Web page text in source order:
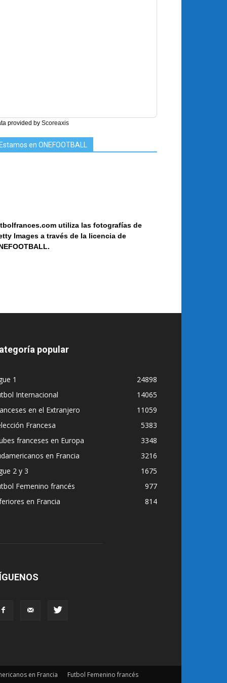
provided by Scoreaxis
Estamos en ONEFOOTBALL
utiliza las fotografías de
Images a través de la licencia de
OOTBALL.
popular
1
24898
Internacional
14065
en el Extranjero
11059
Francesa
5383
franceses en Europa
3348
en Francia
3216
2 y 3
1675
Femenino francés
977
en Francia
814
en Francia
Futbol Femenino francés